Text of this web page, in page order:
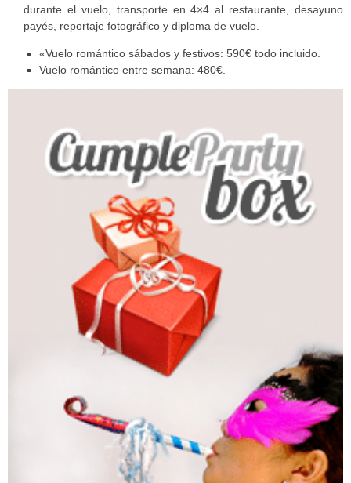
durante el vuelo, transporte en 4×4 al restaurante, desayuno
payés, reportaje fotográfico y diploma de vuelo.
«Vuelo romántico sábados y festivos: 590€ todo incluido.
Vuelo romántico entre semana: 480€.